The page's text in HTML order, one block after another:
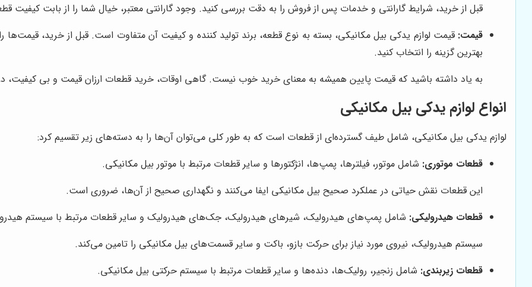
قبل از خرید، شرایط گارانتی و خدمات پس از فروش را به دقت بررسی کنید. وجود گارانتی معتبر، خیال شما را از بابت کیفیت
قیمت: قیمت لوازم یدکی بیل مکانیکی، بسته به نوع قطعه، برند تولید کننده و کیفیت آن متفاوت است. قبل از خرید، قیمت‌ها
بهترین گزینه را انتخاب کنید.
به یاد داشته باشید که قیمت پایین همیشه به معنای خرید خوب نیست. گاهی اوقات، خرید قطعات ارزان قیمت و بی کیفیت،
انواع لوازم یدکی بیل مکانیکی
لوازم یدکی بیل مکانیکی، شامل طیف گسترده‌ای از قطعات است که به طور کلی می‌توان آن‌ها را به دسته‌های زیر تقسیم کرد:
قطعات موتوری: شامل موتور، فیلترها، پمپ‌ها، انژکتورها و سایر قطعات مرتبط با موتور بیل مکانیکی.
این قطعات نقش حیاتی در عملکرد صحیح بیل مکانیکی ایفا می‌کنند و نگهداری صحیح از آن‌ها، ضروری است.
قطعات هیدرولیکی: شامل پمپ‌های هیدرولیک، شیرهای هیدرولیک، جک‌های هیدرولیک و سایر قطعات مرتبط با سیستم
سیستم هیدرولیک، نیروی مورد نیاز برای حرکت بازو، باکت و سایر قسمت‌های بیل مکانیکی را تامین می‌کند.
قطعات زیربندی: شامل زنجیر، رولیک‌ها، دنده‌ها و سایر قطعات مرتبط با سیستم حرکتی بیل مکانیکی.